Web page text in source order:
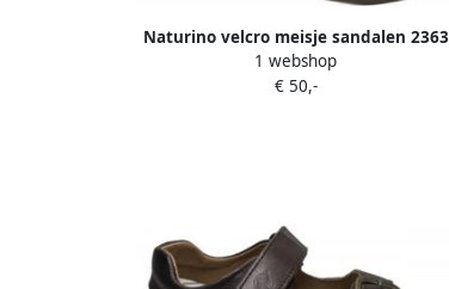
Naturino velcro meisje sandalen 2363
lak rood
1 webshop
€ 50,-